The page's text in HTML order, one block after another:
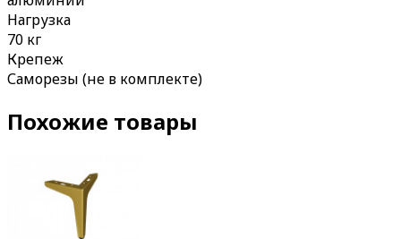
Нагрузка
70 кг
Крепеж
Саморезы (не в комплекте)
Похожие товары